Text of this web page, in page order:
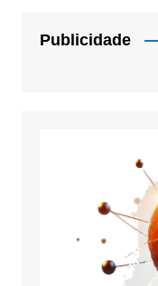
Publicidade